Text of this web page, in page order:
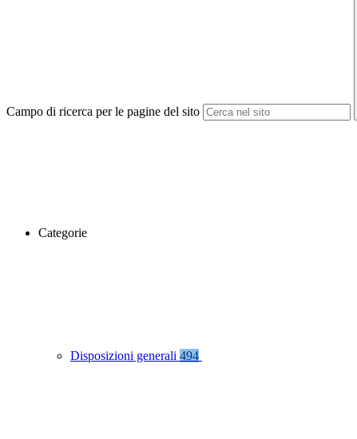
Campo di ricerca per le pagine del sito
Categorie
Disposizioni generali 494